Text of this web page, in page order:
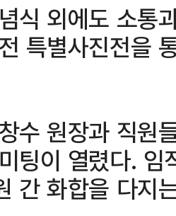
식 외에도 소통
특별사진전을
수 원장과 직원
팅이 열렸다.
간 화합을 다지